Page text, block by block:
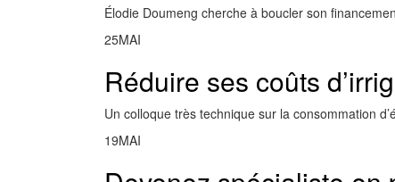
Élodie Doumeng cherche à boucler son
25MAI
Réduire ses coûts
Un colloque très technique sur la consommation
19MAI